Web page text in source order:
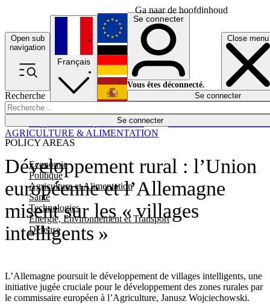
Ga naar de hoofdinhoud
Open sub
navigation
Close menu
Recherche
Se connecter
POLICY AREAS
Economie
Politique
Agriculture et Alimentation
Santé
Technologies
Energie, Environnement et Transport
Défense
Économie
Français
English
Deutsch
Español
Se connecter
Vous êtes déconnecté.
Se connecter
Développement rural : l’Union
européenne et l’Allemagne
misent sur les « villages
intelligents »
L’Allemagne poursuit le développement de villages intelligents, une
initiative jugée cruciale pour le développement des zones rurales par
le commissaire européen à l’Agriculture, Janusz Wojciechowski.
AGRICULTURE & ALIMENTATION